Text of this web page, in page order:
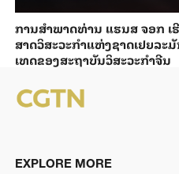
ການ​ສຳ​ພາດ​ທ່ານ ແຮນ​ສ ຈອກ
ສາດວິ​ສະ​ວະ​ກຳ​ແຫ່ງ​ຊາດ​ເຢຍ​ລະ​
ເທດ​ຂອງສະ​ຖາ​ບັນ​ວິ​ສະ​ວະ​ກຳ​ຈີນ
EXPLORE MORE